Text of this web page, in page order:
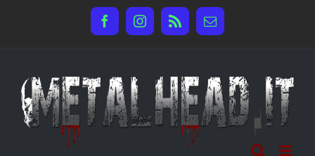
FacebookInstagram
Rss Email